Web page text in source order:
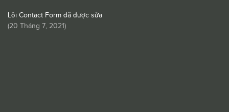
Lỗi Contact Form đã được sửa
(20 Tháng 7, 2021)